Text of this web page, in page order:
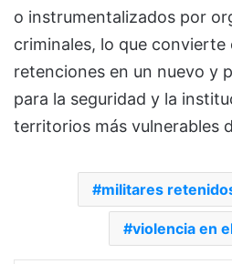
o instrumentalizados por
criminales, lo que convierte
retenciones en un nuevo y
para la seguridad y la
territorios más vulnerables
militares
violencia en